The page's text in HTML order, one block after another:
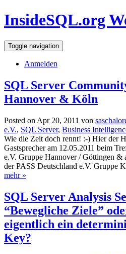
InsideSQL.org
Toggle navigation
Anmelden
SQL Server
Hannover & Köln
Posted on Apr 20, 2011 von
e.V., SQL Server, Business
Wie die Zeit doch rennt! :-) Hier der
Gastsprecher am 12.05.2011 beim
e.V. Gruppe Hannover / Göttingen &
der PASS Deutschland e.V. Gruppe
mehr »
SQL Server Analysis
“Bewegliche Ziele”
eigentlich ein
Key?